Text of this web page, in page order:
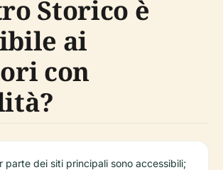
Storico è
ai
con
parte dei siti principali sono accessibili;